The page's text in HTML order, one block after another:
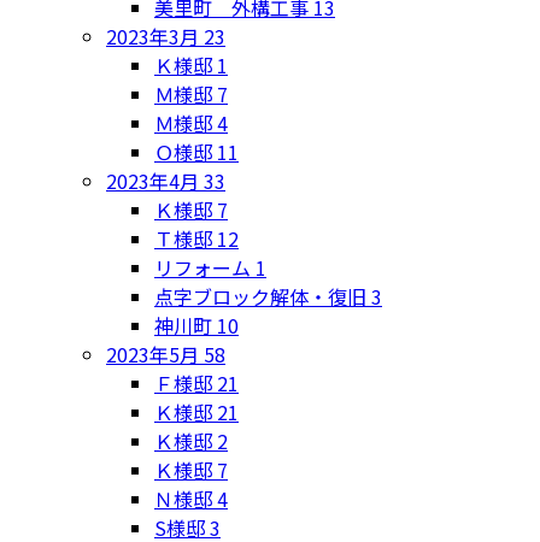
美里町 外構工事 13
2023年3月 23
Ｋ様邸 1
Ｍ様邸 7
Ｍ様邸4
Ｏ様邸 11
2023年4月 33
Ｋ様邸 7
Ｔ様邸 12
リフォーム 1
点字ブロック解体・復旧 3
神川町 10
2023年5月 58
Ｆ様邸 21
Ｋ様邸 21
Ｋ様邸 2
Ｋ様邸 7
Ｎ様邸4
S様邸3